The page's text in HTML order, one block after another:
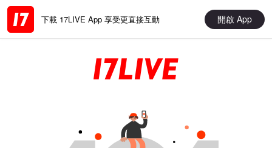
下載 17LIVE App 享受更直接互動 開啟 App